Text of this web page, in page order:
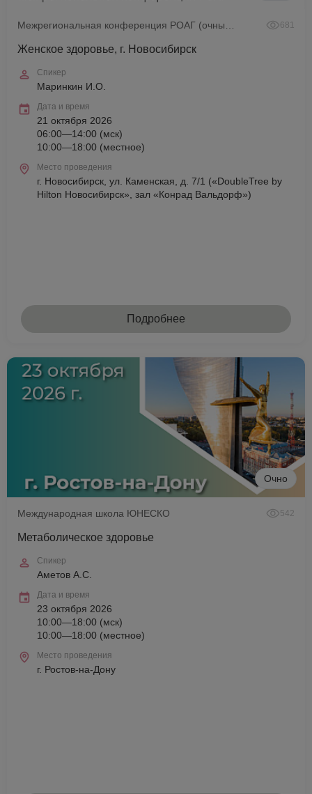
681
Женское здоровье, г. Новосибирск
Спикер
Маринкин И.О.
Дата и время
21 октября 2026
06:00—14:00 (мск)
10:00—18:00 (местное)
Место проведения
г. Новосибирск, ул. Каменская, д. 7/1 («DoubleTree by
Hilton Новосибирск», зал «Конрад Вальдорф»)
Подробнее
Очно
Международная школа ЮНЕСКО 542
Метаболическое здоровье
Спикер
Аметов А.С.
Дата и время
23 октября 2026
10:00—18:00 (мск)
10:00—18:00 (местное)
Место проведения
г. Ростов-на-Дону